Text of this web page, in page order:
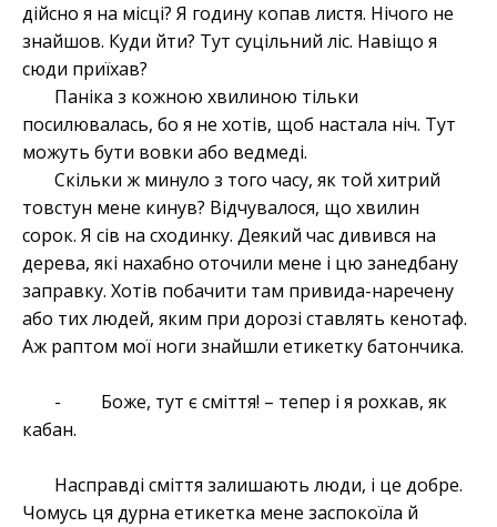
дійсно я на місці? Я годину копав листя. Нічого не
знайшов. Куди йти? Тут суцільний ліс. Навіщо я
сюди приїхав?
Паніка з кожною хвилиною тільки
посилювалась, бо я не хотів, щоб настала ніч. Тут
можуть бути вовки або ведмеді.
Скільки ж минуло з того часу, як той хитрий
товстун мене кинув? Відчувалося, що хвилин
сорок. Я сів на сходинку. Деякий час дивився на
дерева, які нахабно оточили мене і цю занедбану
заправку. Хотів побачити там привида-наречену
або тих людей, яким при дорозі ставлять кенотаф.
Аж раптом мої ноги знайшли етикетку батончика.
- Боже, тут є сміття! – тепер і я рохкав, як
кабан.
Насправді сміття залишають люди, і це добре.
Чомусь ця дурна етикетка мене заспокоїла й